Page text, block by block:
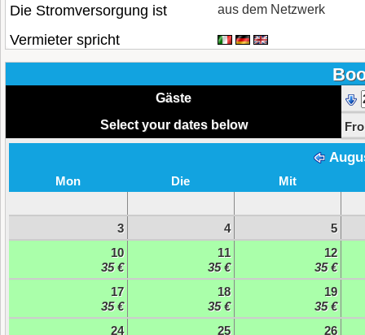
Die Stromversorgung ist
aus dem Netzwerk
Vermieter spricht
Gäste
Select your dates below
Mon Die Mit
3 4
5
10
35 €
11
35 €
12
35 €
17
35 €
18
35 €
19
35 €
24
25
26